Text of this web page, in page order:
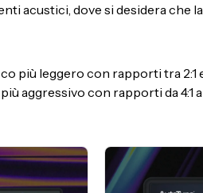
acustici, dove si desidera che
più leggero con rapporti tra 2:1 e
aggressivo con rapporti da 4:1 a